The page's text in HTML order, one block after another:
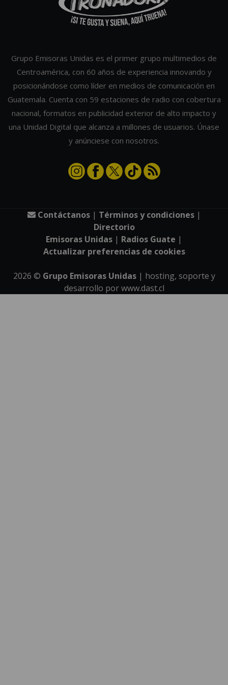
Grupo Emisoras Unidas es el primer grupo multimedios de
Centroamérica, con 60 años de experiencia innovando y
posicionándose como líder en medios de comunicación en
Guatemala. Cuenta con 59 estaciones de radio con cobertura
nacional, formatos en publicidad exterior de alto impacto y
una Unidad Digital que alcanza a millones de usuarios. Únase
y anúnciese con nosotros.
Contáctanos| Términos y condiciones|
Directorio
Emisoras Unidas | Radios Guate |
Actualizar preferencias de cookies
2026 © Grupo Emisoras Unidas| hosting, soporte y
desarrollo porwww.dast.cl